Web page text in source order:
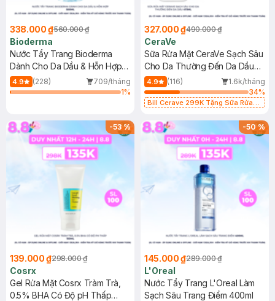
338.000 ₫560.000 ₫
Bioderma
Nước Tẩy Trang Bioderma
Dành Cho Da Dầu & Hỗn Hợp
500ml
4.9 (228)
709/tháng
1%
327.000 ₫490.000 ₫
CeraVe
Sữa Rửa Mặt CeraVe Sạch Sâu
Cho Da Thường Đến Da Dầu
473ml
4.9 (116)
1.6k/tháng
34%
Bill Cerave 299K Tặng Sữa Rửa
-53%
139.000 ₫298.000 ₫
Cosrx
Gel Rửa Mặt Cosrx Tràm Trà,
0.5% BHA Có Độ pH Thấp
-50%
145.000 ₫289.000 ₫
L'Oreal
Nước Tẩy Trang L'Oreal Làm
Sạch Sâu Trang Điểm 400ml